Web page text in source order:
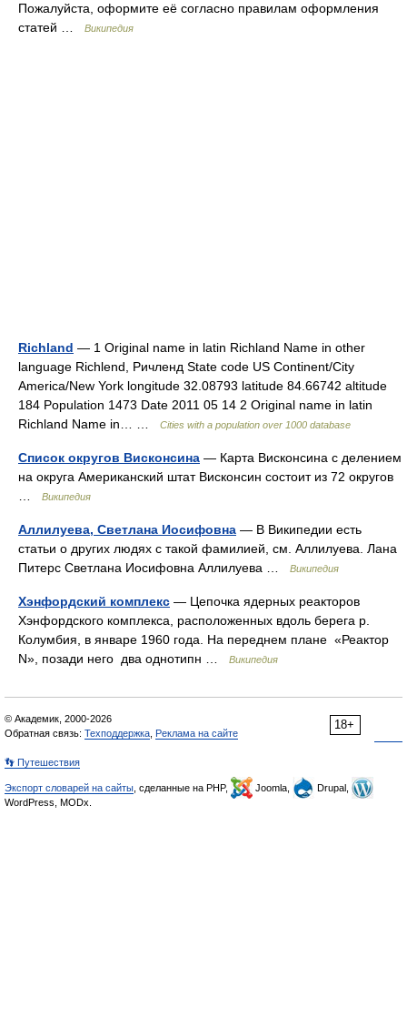
Пожалуйста, оформите её согласно правилам оформления
статей …
Википедия
Richland — 1 Original name in latin Richland Name in other
language Richlend, Ричленд State code US Continent/City
America/New York longitude 32.08793 latitude 84.66742 altitude
184 Population 1473 Date 2011 05 14 2 Original name in latin
Richland Name in… …
Cities with a population over 1000 database
Список округов Висконсина — Карта Висконсина с делением
на округа Американский штат Висконсин состоит из 72 округов
Википедия
Аллилуева, Светлана Иосифовна — В Википедии есть
статьи о других людях с такой фамилией, см. Аллилуева. Лана
Питерс Светлана Иосифовна Аллилуева …
Википедия
Хэнфордский комплекс — Цепочка ядерных реакторов
Хэнфордского комплекса, расположенных вдоль берега р.
Колумбия, в январе 1960 года. На переднем плане «Реактор
N», позади него два однотипн …
Википедия
18+
© Академик, 2000-2026
Обратная связь: Техподдержка Реклама на сайте
👣 Путешествия
Экспорт словарей на сайты , сделанные на PHP, Joomla,
Drupal,
WordPress, MODx.